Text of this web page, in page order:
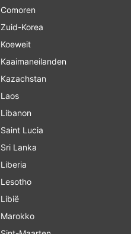
Comoren
Zuid-Korea
Koeweit
Kaaimaneilanden
Kazachstan
Laos
Libanon
Saint Lucia
Sri Lanka
Liberia
Lesotho
Libië
Marokko